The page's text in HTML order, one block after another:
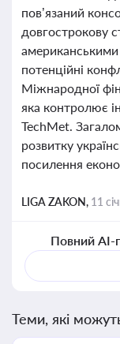
пов’язаний
довгострокову
потенційні
Міжнародної
яка контролює
TechMet.
розвитку
посилення
LIGA ZAKON, 11
Повний AI-
Теми, які